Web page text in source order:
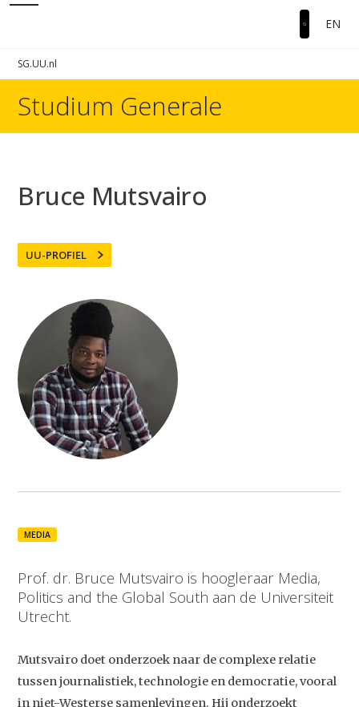
EN
SG.UU.nl
Studium Generale
Bruce Mutsvairo
UU-PROFIEL
MEDIA
Prof. dr. Bruce Mutsvairo is hoogleraar Media,
Politics and the Global South aan de Universiteit
Utrecht.
Mutsvairo doet onderzoek naar de complexe relatie
tussen journalistiek, technologie en democratie, vooral
in niet-Westerse samenlevingen. Hij onderzoekt